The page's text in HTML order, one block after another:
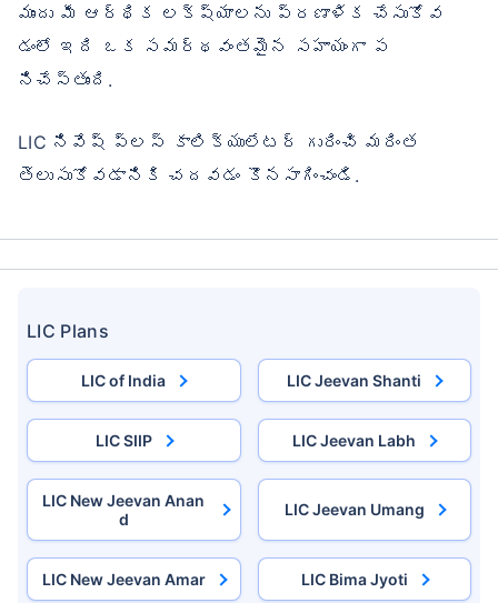
ముందు మీ ఆర్థిక లక్ష్యాలను ప్రణాళిక చేసుకోవ
డంలో ఇది ఒక సమర్థవంతమైన సహాయంగా ప
నిచేస్తుంది.
LIC నివేష్ ప్లస్ కాలిక్యులేటర్ గురించి మరింత
తెలుసుకోవడానికి చదవడం కొనసాగించండి.
LIC Plans
LIC of India LIC Jeevan Shanti
LIC SIIP LIC Jeevan Labh
LIC New Jeevan Anan
d
LIC Jeevan Umang
LIC New Jeevan Amar LIC Bima Jyoti